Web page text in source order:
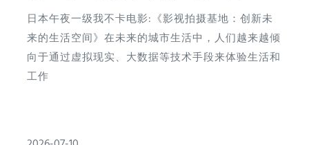
日本午夜一级我不卡电影:《影视拍摄基地：创新未
来的生活空间》在未来的城市生活中，人们越来越倾
向于通过虚拟现实、大数据等技术手段来体验生活和
工作